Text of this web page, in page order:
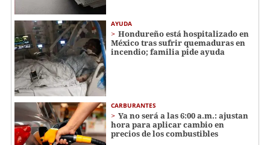
AYUDA
Hondureño está hospitalizado en
México tras sufrir quemaduras en
incendio; familia pide ayuda
CARBURANTES
Ya no será a las 6:00 a.m.: ajustan
hora para aplicar cambio en
precios de los combustibles